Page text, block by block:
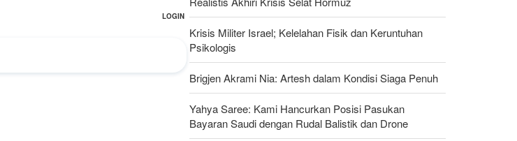
Krisis Militer Israel; Kelelahan Fisik dan Keruntuhan
Psikologis
Brigjen Akrami Nia: Artesh dalam Kondisi Siaga Penuh
Yahya Saree: Kami Hancurkan Posisi Pasukan
Bayaran Saudi dengan Rudal Balistik dan Drone